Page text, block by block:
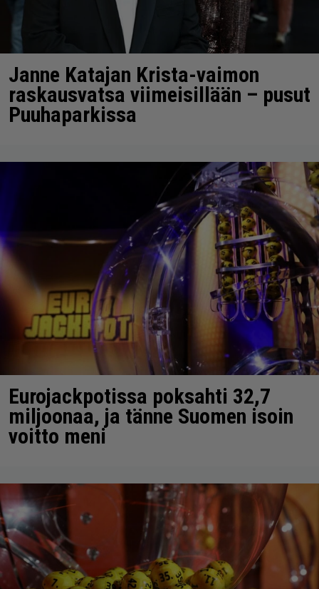
Janne Katajan Krista-vaimon
raskausvatsa viimeisillään – pusut
Puuhaparkissa
Eurojackpotissa poksahti 32,7
miljoonaa, ja tänne Suomen isoin
voitto meni